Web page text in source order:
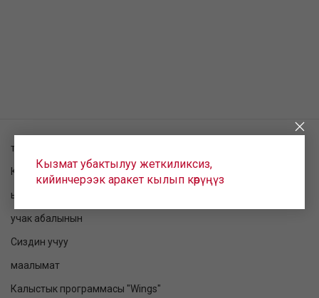
Кызмат убактылуу жеткиликсиз,
кийинчерээк аракет кылып көрүңүз
токтому текшерилет
Катталуу
ырааттама
учак абалынын
Сиздин учуу
маалымат
Калыстык программасы "Wings"